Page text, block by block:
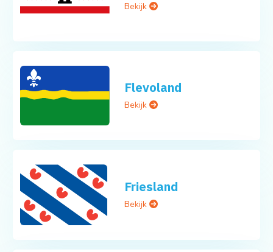
Bekijk
Flevoland
Bekijk
Friesland
Bekijk